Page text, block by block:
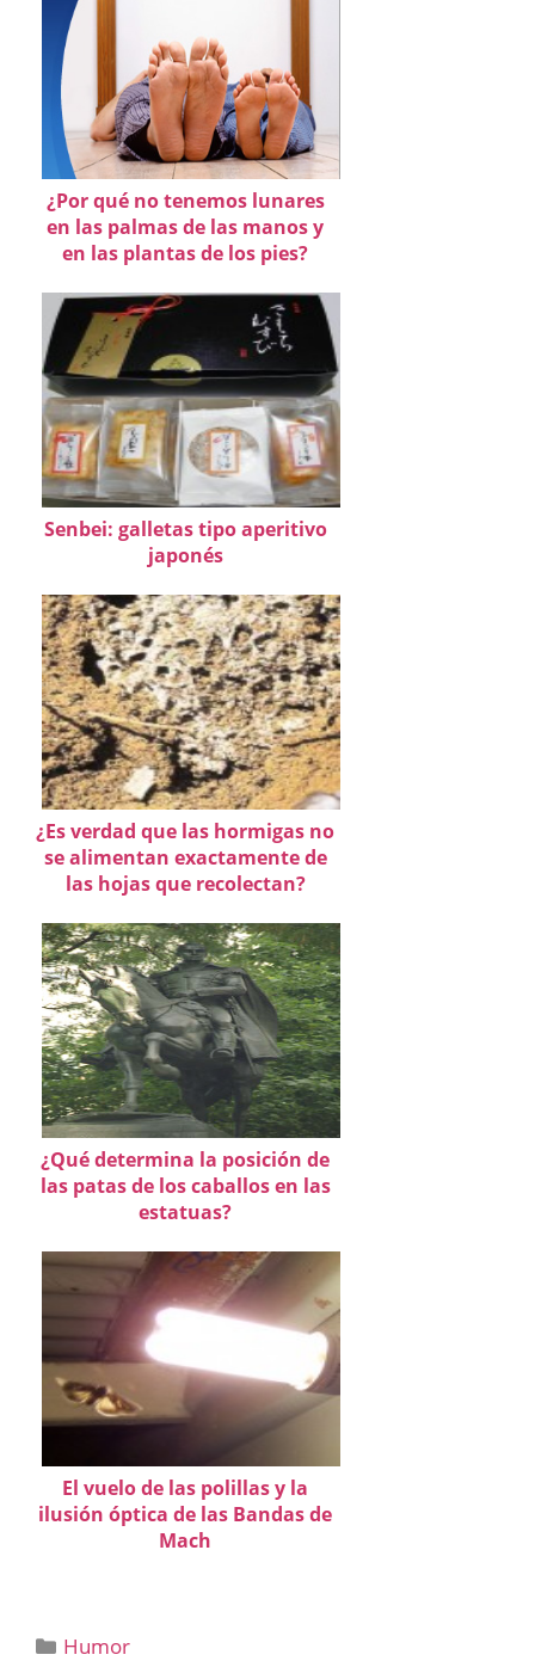
¿Por qué no tenemos lunares
en las palmas de las manos y
en las plantas de los pies?
Senbei: galletas tipo aperitivo
japonés
¿Es verdad que las hormigas no
se alimentan exactamente de
las hojas que recolectan?
¿Qué determina la posición de
las patas de los caballos en las
estatuas?
El vuelo de las polillas y la
ilusión óptica de las Bandas de
Mach
Categorías
Humor